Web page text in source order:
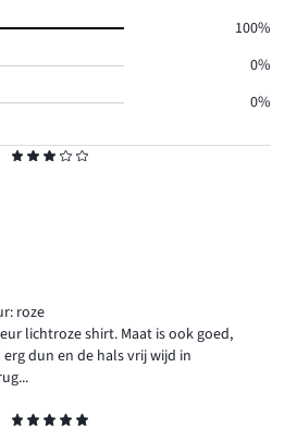
roze
lichtroze shirt. Maat is ook goed,
dun en de hals vrij wijd in
100%
0%
0%